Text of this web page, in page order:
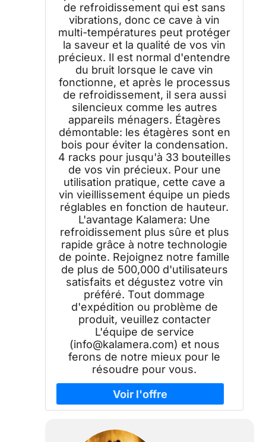
de refroidissement qui est sans
vibrations, donc ce cave à vin
multi-températures peut protéger
la saveur et la qualité de vos vin
précieux. Il est normal d'entendre
du bruit lorsque le cave vin
fonctionne, et après le processus
de refroidissement, il sera aussi
silencieux comme les autres
appareils ménagers. Étagères
démontable: les étagères sont en
bois pour éviter la condensation.
4 racks pour jusqu'à 33 bouteilles
de vos vin précieux. Pour une
utilisation pratique, cette cave a
vin vieillissement équipe un pieds
réglables en fonction de hauteur.
L'avantage Kalamera: Une
refroidissement plus sûre et plus
rapide grâce à notre technologie
de pointe. Rejoignez notre famille
de plus de 500,000 d'utilisateurs
satisfaits et dégustez votre vin
préféré. Tout dommage
d'expédition ou problème de
produit, veuillez contacter
L'équipe de service
(info@kalamera.com) et nous
ferons de notre mieux pour le
résoudre pour vous.